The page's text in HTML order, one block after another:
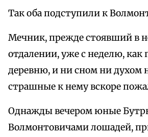
Так оба подступили к
Мечник, прежде стоявший в
отдалении, уже с неделю, как
деревню, и ни сном ни духом
страшные к нему вскоре
Однажды вечером юные
Волмонтовичами лошадей,